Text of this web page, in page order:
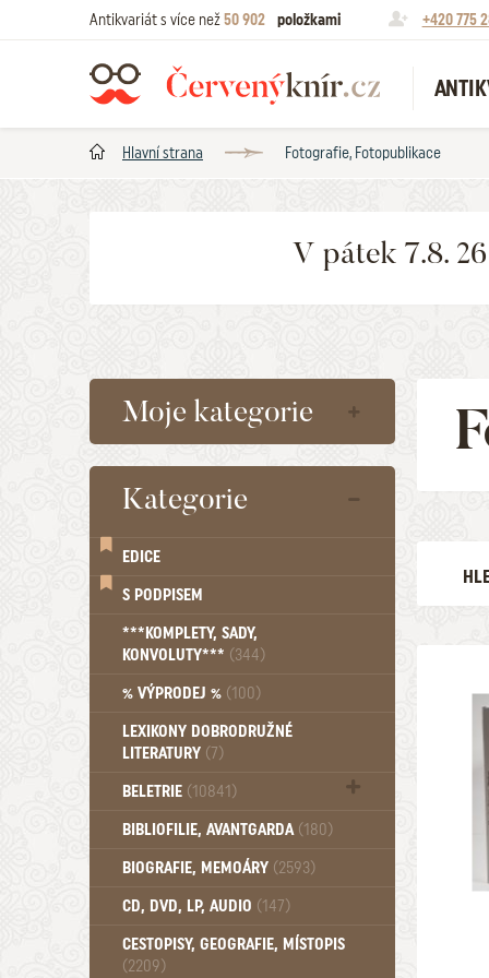
Antikvariát s více než50 902 položkami +420 775
Hlavní strana Fotografie, Fotopublikace
V pátek 7.8.
Moje kategorie
Kategorie
EDICE
S PODPISEM
***KOMPLETY, SADY,
KONVOLUTY*** (344)
% VÝPRODEJ % (100)
LEXIKONY DOBRODRUŽNÉ
LITERATURY (7)
BELETRIE (10841)
Beletrie - Historická (1388)
Beletrie - Povídky (1757)
Beletrie - Válečné romány (489)
Beletrie - Ženské a dívčí romány
(1522)
BIBLIOFILIE, AVANTGARDA (180)
BIOGRAFIE, MEMOÁRY (2593)
CD, DVD, LP, AUDIO (147)
CESTOPISY, GEOGRAFIE, MÍSTOPIS
(2209)
VYDÁNO